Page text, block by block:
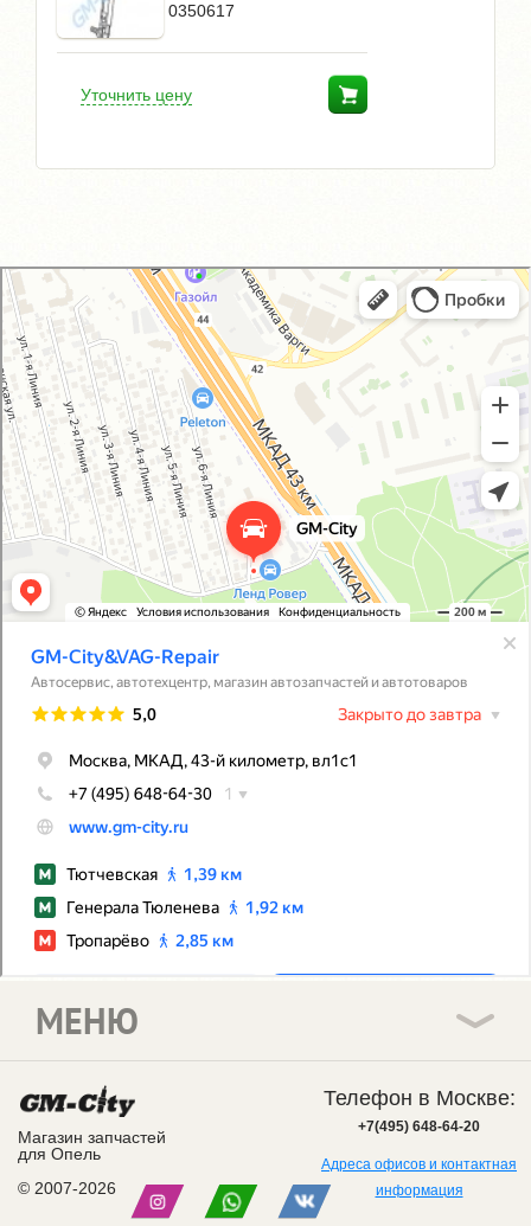
0350617
Уточнить цену
GM-City&VAG-Repair
Автосервис, автотехцентр в Москве
Магазин автозапчастей и автотоваров в Москве
Магазин запчастей
для Опель
© 2007-2026
МЕНЮ
Телефон в Москве:
+7(495) 648-64-20
Адреса офисов и контактная
информация